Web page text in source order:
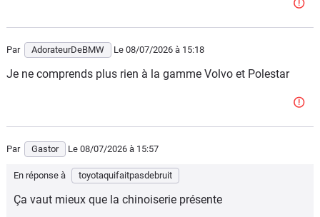
Par AdorateurDeBMW Le 08/07/2026 à 15:18
Je ne comprends plus rien à la gamme Volvo et Polestar
Par Gastor Le 08/07/2026 à 15:57
En réponse à toyotaquifaitpasdebruit
Ça vaut mieux que la chinoiserie présente